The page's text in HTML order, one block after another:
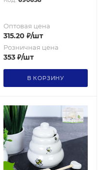
Оптовая цена
315.20 ₽/шт
Розничная цена
353 ₽/шт
В КОРЗИНУ